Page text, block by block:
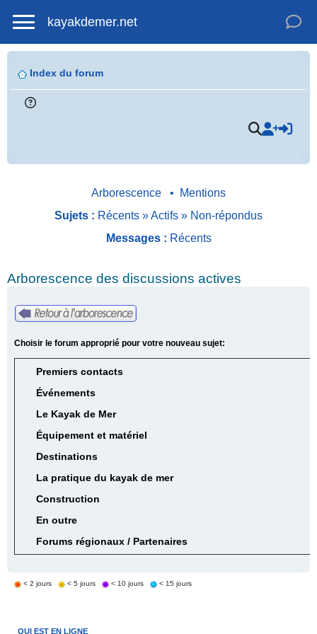
kayakdemer.net
Index du forum
Arborescence •
Mentions
Sujets : Récents »Actifs » Non-répondus
Messages : Récents
Arborescence des discussions actives
Choisir le forum approprié pour votre nouveau sujet:
Premiers contacts
Événements
Le Kayak de Mer
Équipement et matériel
Destinations
La pratique du kayak de mer
Construction
En outre
Forums régionaux / Partenaires
< 2 jours < 5 jours < 10 jours < 15 jours
QUI EST EN LIGNE